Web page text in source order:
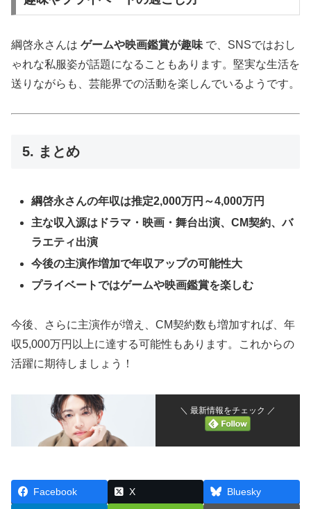
綱啓永さんは ゲームや映画鑑賞が趣味 で、SNSではおし
ゃれな私服姿が話題になることもあります。堅実な生活を
送りながらも、芸能界での活動を楽しんでいるようです。
5. まとめ
綱啓永さんの年収は推定2,000万円～4,000万円
主な収入源はドラマ・映画・舞台出演、CM契約、バ
ラエティ出演
今後の主演作増加で年収アップの可能性大
プライベートではゲームや映画鑑賞を楽しむ
今後、さらに主演作が増え、CM契約数も増加すれば、年
収5,000万円以上に達する可能性もあります。これからの
活躍に期待しましょう！
＼ 最新情報をチェック ／
Facebook X Bluesky